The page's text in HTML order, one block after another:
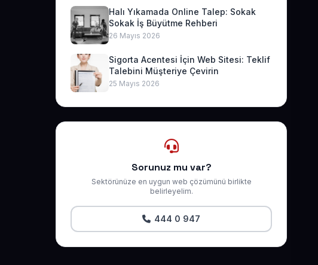
Halı Yıkamada Online Talep: Sokak
Sokak İş Büyütme Rehberi
26 Mayıs 2026
Sigorta Acentesi İçin Web Sitesi: Teklif
Talebini Müşteriye Çevirin
25 Mayıs 2026
Sorunuz mu var?
Sektörünüze en uygun web çözümünü birlikte
belirleyelim.
444 0 947